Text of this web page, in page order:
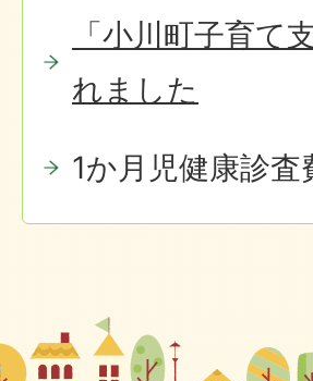
「小川町子育て
れました
1か月児健康診査